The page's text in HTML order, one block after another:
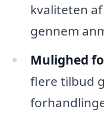
kvaliteten
gennem
Mulighed
flere tilbud